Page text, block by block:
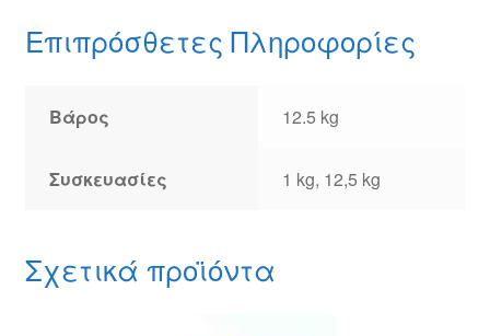
Επιπρόσθετες Πληροφορίες
Βάρος 12.5 kg
Συσκευασίες 1 kg, 12,5 kg
Σχετικά προϊόντα